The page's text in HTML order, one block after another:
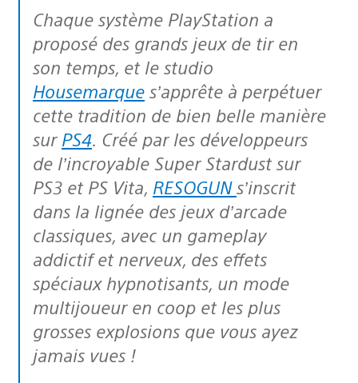
Chaque système PlayStation a
proposé des grands jeux de tir en
son temps, et le studio
Housemarque s’apprête à perpétuer
cette tradition de bien belle manière
sur PS4. Créé par les développeurs
de l’incroyable Super Stardust sur
PS3 et PS Vita, RESOGUN s’inscrit
dans la lignée des jeux d’arcade
classiques, avec un gameplay
addictif et nerveux, des effets
spéciaux hypnotisants, un mode
multijoueur en coop et les plus
grosses explosions que vous ayez
jamais vues !